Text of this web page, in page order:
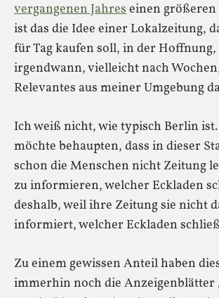
vergangenen Jahreseinen
ist das die Idee einer Lokalzeitung,
für Tag kaufen soll, in der Hoffnung,
irgendwann, vielleicht nach
Relevantes aus meiner Umgebung
Ich weiß nicht, wie typisch Berlin
möchte behaupten, dass in dieser
schon die Menschen nicht Zeitung
zu informieren, welcher Eckladen
deshalb, weil ihre Zeitung sie nicht
informiert, welcher Eckladen
Zu einem gewissen Anteil haben
immerhin noch die Anzeigenblätter